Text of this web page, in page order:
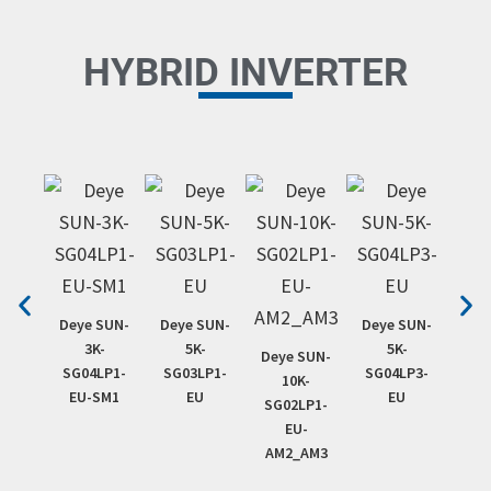
HYBRID INVERTER
Deye SUN-
3K-
SG04LP1-
EU-SM1
Deye SUN-
5K-
SG03LP1-
EU
Deye SUN-
10K-
SG02LP1-
EU-
AM2_AM3
Deye SUN-
5K-
SG04LP3-
EU